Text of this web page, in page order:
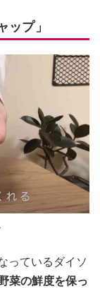
ップ」
っているダイソ
菜の鮮度を保っ